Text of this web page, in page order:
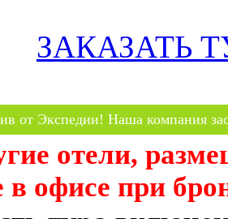
ЗАКАЗАТЬ
от Экспедии! Наша компания
отели,
в офисе при